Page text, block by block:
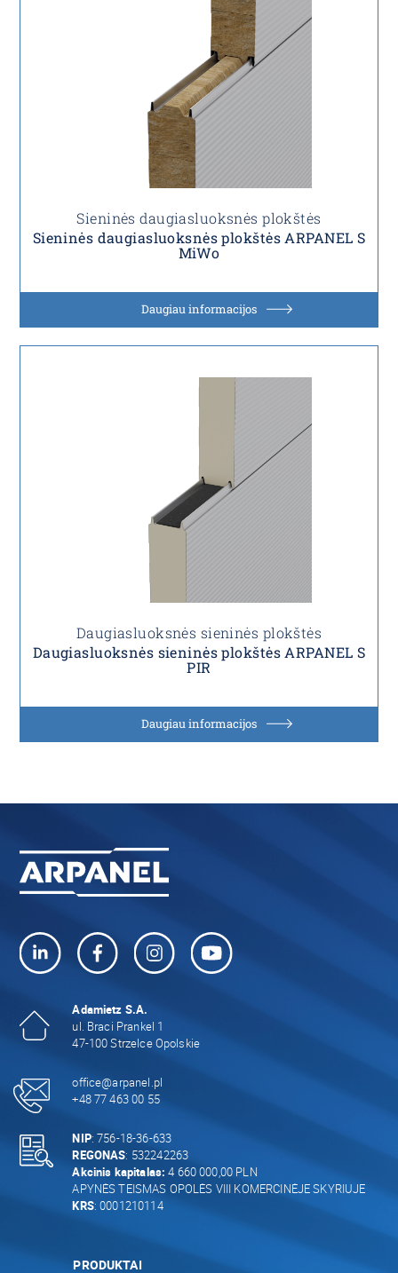
Sieninės daugiasluoksnės plokštės
Sieninės daugiasluoksnės plokštės ARPANEL S
MiWo
Daugiau informacijos
Daugiasluoksnės sieninės plokštės
Daugiasluoksnės sieninės plokštės ARPANEL S
PIR
Daugiau informacijos
Adamietz S.A.
ul. Braci Prankel 1
47-100 Strzelce Opolskie
office@arpanel.pl
+48 77 463 00 55
NIP: 756-18-36-633
REGONAS: 532242263
Akcinis kapitalas: 4 660 000,00 PLN
APYNĖS TEISMAS OPOLĖS VIII KOMERCINĖJE SKYRIUJE
KRS: 0001210114
PRODUKTAI